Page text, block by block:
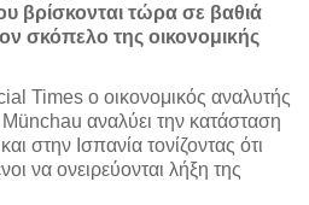
βρίσκονται τώρα σε βαθιά
σκόπελο της οικονομικής
Times ο οικονομικός αναλυτής
αναλύει την κατάσταση
στην Ισπανία τονίζοντας ότι
να ονειρεύονται λήξη της